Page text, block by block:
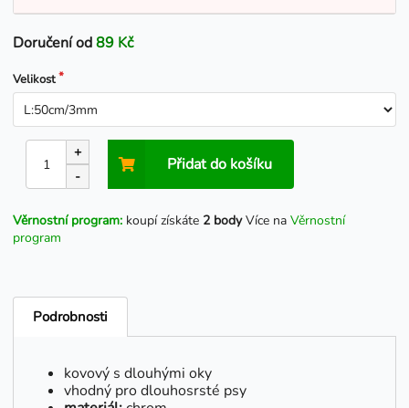
Doručení od89 Kč
Velikost
+
-
Přidat do košíku
Věrnostní program: koupí získáte 2 bodyVíce na Věrnostní
program
Podrobnosti
kovový s dlouhými oky
vhodný pro dlouhosrsté psy